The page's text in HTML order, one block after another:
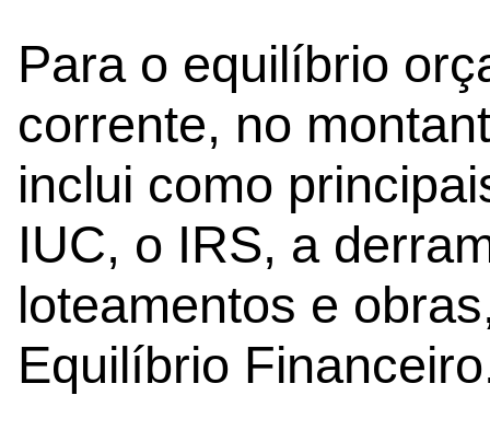
Para o equilíbrio
corrente, no
inclui como
IUC, o IRS, a
loteamentos e
Equilíbrio